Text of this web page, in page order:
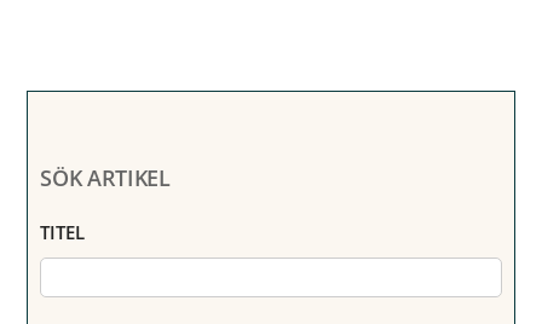
SÖK ARTIKEL
TITEL